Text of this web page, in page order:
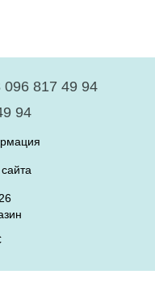
096 817 49 94
94